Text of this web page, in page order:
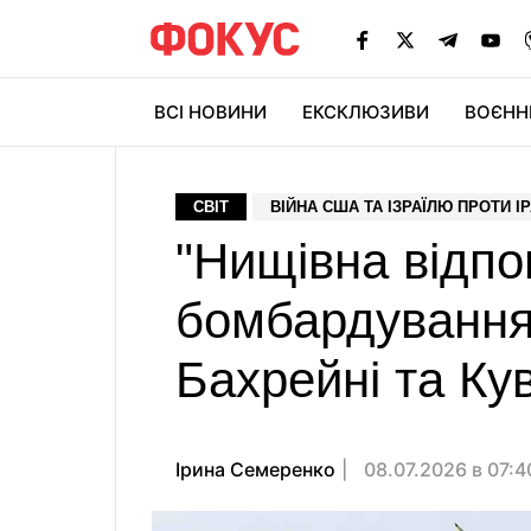
ВСІ НОВИНИ ЕКСКЛЮЗИВИ
СВІТ ВІЙНА США ТА ІЗРАЇЛЮ ПРОТИ
"Нищівна
Бахрейні та
Ірина Семеренко 08.07.2026 в